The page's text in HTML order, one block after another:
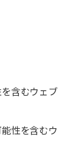
含むウェブ
性を含むウ